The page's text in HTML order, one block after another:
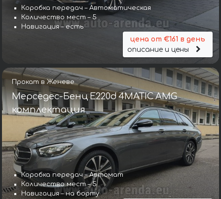
Коробка передач – Автоматическая
Количество мест – 5
Навигация – есть
цена от €161 в день
описание и цены
Прокат в Женеве
Мерседес-Бенц E220d 4MATIC AMG
комплектация
Коробка передач – Автомат
Количество мест – 5
Навигация – на борту